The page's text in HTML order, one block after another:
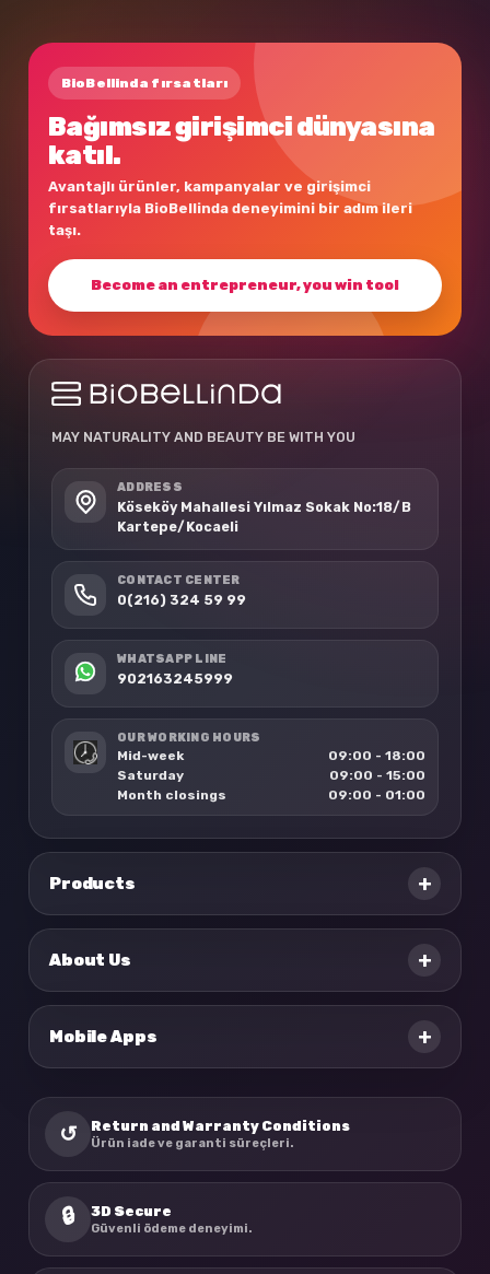
BioBellinda fırsatları
Bağımsız girişimci dünyasına
katıl.
Avantajlı ürünler, kampanyalar ve girişimci
fırsatlarıyla BioBellinda deneyimini bir adım ileri
taşı.
Become an entrepreneur, you win too!
MAY NATURALITY AND BEAUTY BE WITH YOU
ADDRESS
Köseköy Mahallesi Yılmaz Sokak No:18/B
Kartepe/Kocaeli
CONTACT CENTER
0(216) 324 59 99
WHATSAPP LINE
902163245999
OUR WORKING HOURS
Mid-week
09:00 - 18:00
Saturday
09:00 - 15:00
Month closings
09:00 - 01:00
Products +
About Us +
Mobile Apps +
↺ Return and Warranty Conditions
Ürün iade ve garanti süreçleri.
🔒 3D Secure
Güvenli ödeme deneyimi.